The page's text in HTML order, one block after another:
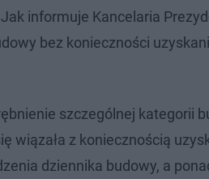
informuje Kancelaria
bez konieczności
szczególnej kategorii
wiązała z koniecznością
dziennika budowy, a